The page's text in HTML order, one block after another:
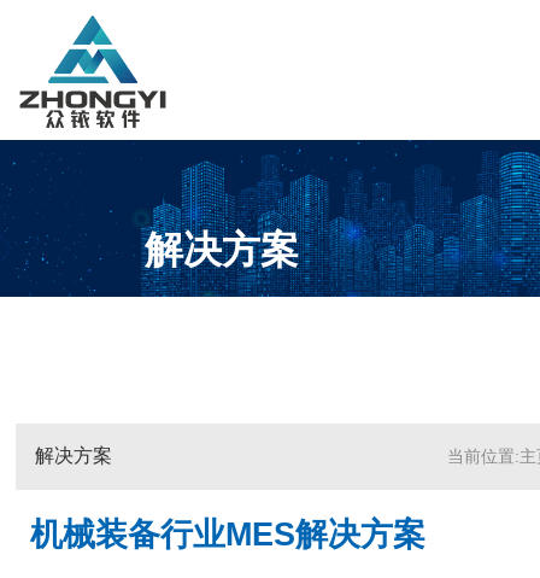
解决方案
解决方案 当前位置:
机械装备行业MES解决方案